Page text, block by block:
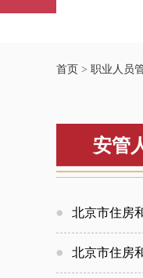
首页 > 职业人员
安管
北京市住房
北京市住房